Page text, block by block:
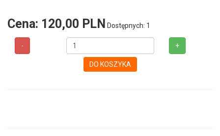
Cena: 120,00 PLN Dostępnych: 1
- +
DO KOSZYKA